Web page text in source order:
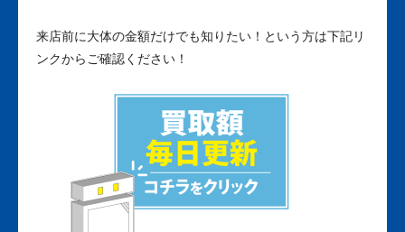
来店前に大体の金額だけでも知りたい！という方は下記リ
ンクからご確認ください！